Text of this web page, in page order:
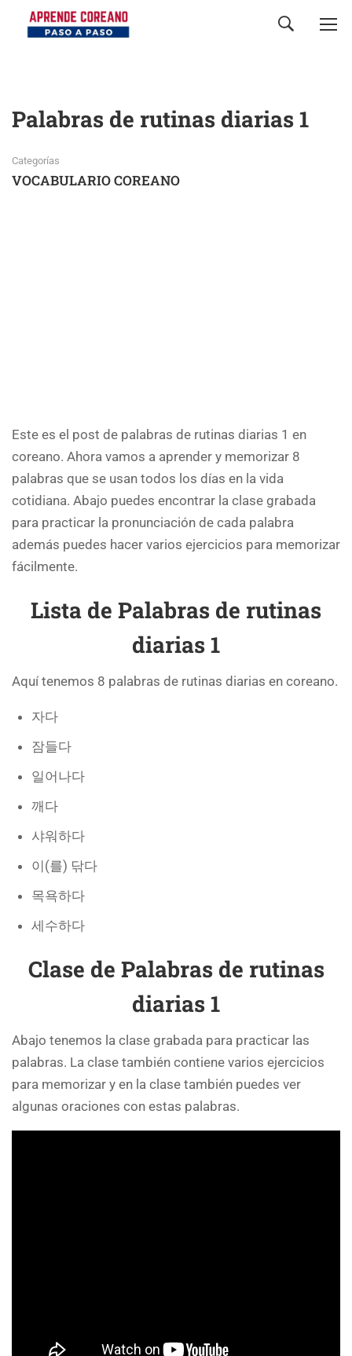
Palabras de rutinas diarias 1
Categorías
VOCABULARIO COREANO
Este es el post de palabras de rutinas diarias 1 en
coreano. Ahora vamos a aprender y memorizar 8
palabras que se usan todos los días en la vida
cotidiana. Abajo puedes encontrar la clase grabada
para practicar la pronunciación de cada palabra
además puedes hacer varios ejercicios para memorizar
fácilmente.
Lista de Palabras de rutinas
diarias 1
Aquí tenemos 8 palabras de rutinas diarias en coreano.
자다
잠들다
일어나다
깨다
샤워하다
이(를) 닦다
목욕하다
세수하다
Clase de Palabras de rutinas
diarias 1
Abajo tenemos la clase grabada para practicar las
palabras. La clase también contiene varios ejercicios
para memorizar y en la clase también puedes ver
algunas oraciones con estas palabras.